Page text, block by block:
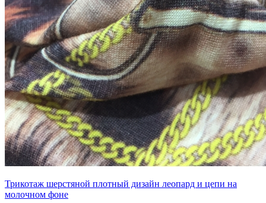
Трикотаж шерстяной плотный дизайн леопард и цепи на
молочном фоне